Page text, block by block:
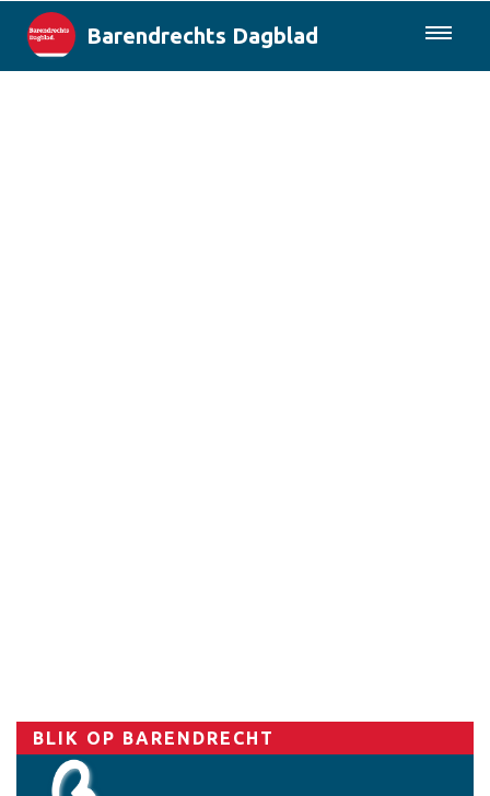
Barendrechts Dagblad
BLIK OP BARENDRECHT